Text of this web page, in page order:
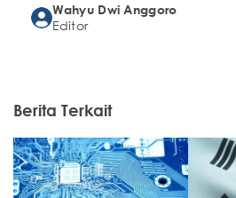
Wahyu Dwi Anggoro
Editor
Berita Terkait